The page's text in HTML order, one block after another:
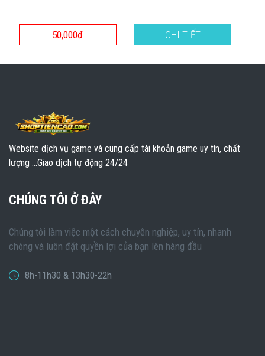
50,000đ CHI TIẾT
Website dịch vụ game và cung cấp tài khoản game uy tín, chất
lượng ...Giao dịch tự động 24/24
CHÚNG TÔI Ở ĐÂY
Chúng tôi làm việc một cách chuyên nghiệp, uy tín, nhanh
chóng và luôn đặt quyền lợi của bạn lên hàng đầu
8h-11h30 & 13h30-22h